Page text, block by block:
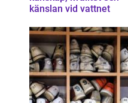
känslan vid vattnet